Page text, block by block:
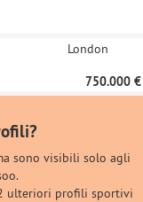
London
750.000 €
sono visibili solo agli
ulteriori profili sportivi